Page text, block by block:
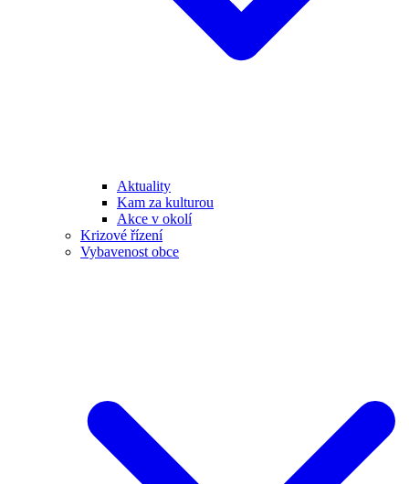
Aktuality
Kam za kulturou
Akce v okolí
Krizové řízení
Vybavenost obce